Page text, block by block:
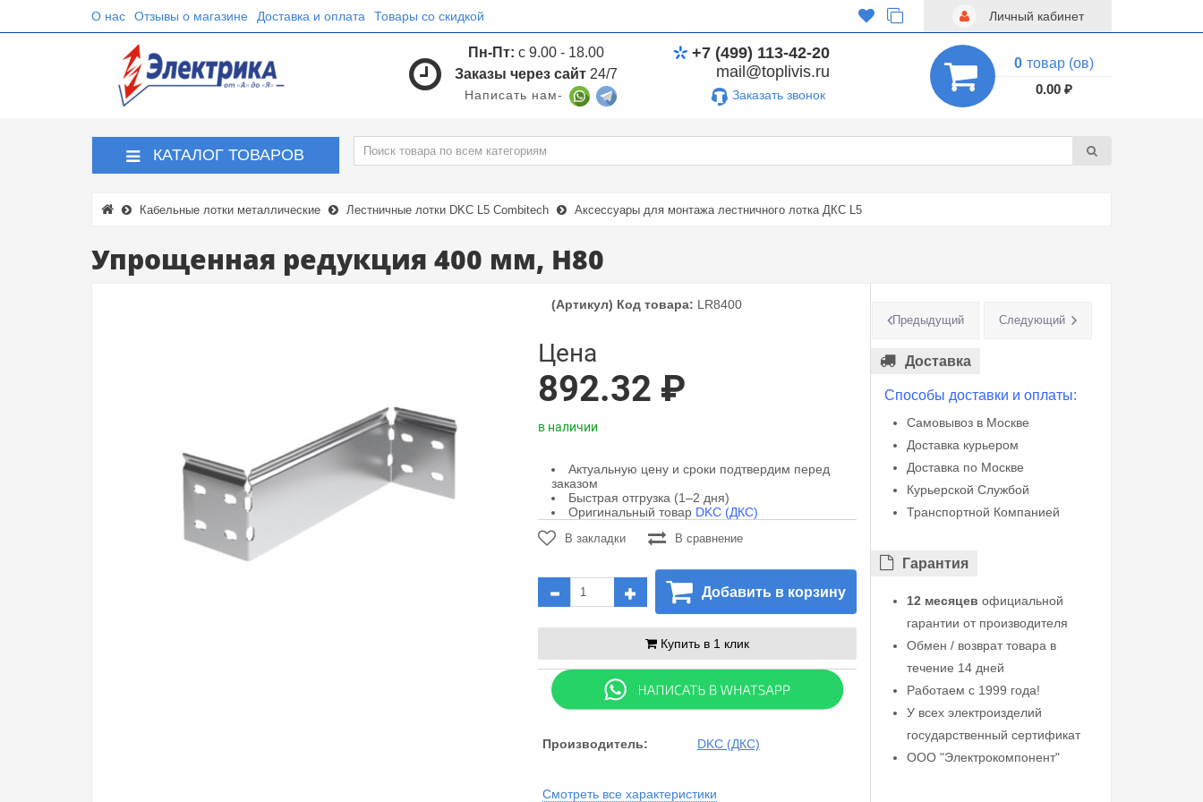
О нас Отзывы о магазине Доставка и оплата Товары со скидкой Личный кабинет
Пн-Пт: с 9.00 - 18.00
Заказы через сайт 24/7
Написать нам-
+7 (499) 113-42-20
mail@toplivis.ru
Заказать звонок
0 товар (ов)
0.00 ₽
КАТАЛОГ ТОВАРОВ
Кабельные лотки металлические Лестничные лотки DKC L5 Combitech Аксессуары для монтажа лестничного лотка ДКС L5
Упрощенная редукция 400 мм, H80
(Артикул) Код товара: LR8400
Цена
892.32 ₽
в наличии
Актуальную цену и сроки подтвердим перед
заказом
Быстрая отгрузка (1–2 дня)
Оригинальный товар DKC (ДКС)
В закладки В сравнение
Добавить в корзину
Купить в 1 клик
Производитель: DKC (ДКС)
Смотреть все характеристики
Предыдущий Следующий
Доставка
Способы доставки и оплаты:
Самовывоз в Москве
Доставка курьером
Доставка по Москве
Курьерской Службой
Транспортной Компанией
Гарантия
12 месяцев официальной
гарантии от производителя
Обмен / возврат товара в
течение 14 дней
Работаем с 1999 года!
У всех электроизделий
государственный сертификат
ООО "Электрокомпонент"